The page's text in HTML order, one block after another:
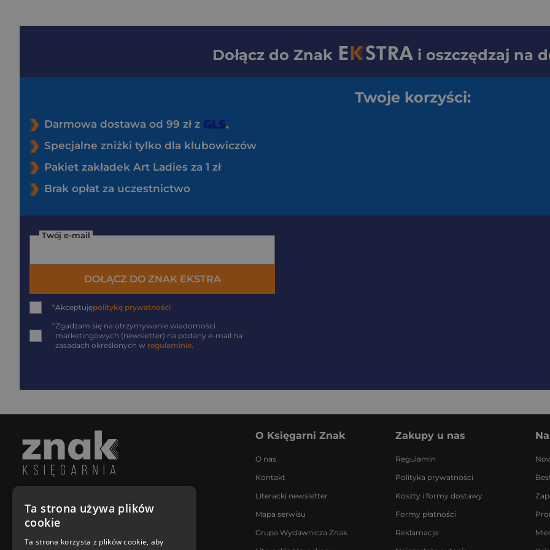
Dołącz do Znak i oszczędzaj na
Twoje korzyści:
Darmowa dostawa od 99 zł z
Specjalne zniżki tylko dla klubowiczów
Pakiet zakładek Art Ladies za 1 zł
Brak opłat za uczestnictwo
Twój e-mail
DOŁĄCZ DO ZNAK EKSTRA
*Akceptujępolitykę prywatności
*Zgadzam się na otrzymywanie wiadomości
marketingowych (newsletter) na podany e-mail na
zasadach określonych w regulaminie.
Poniedziałek - Piątek
8:00 - 18:00
[email protected]
O Księgarni Znak
O nas
Kontakt
Literacki newsletter
Mapa serwisu
Grupa Wydawnicza Znak
Zakupy u nas
Regulamin
Polityka prywatności
Koszty i formy dostawy
Formy płatności
Reklamacje
Ta strona używa plików
cookie
Ta strona korzysta z plików cookie, aby